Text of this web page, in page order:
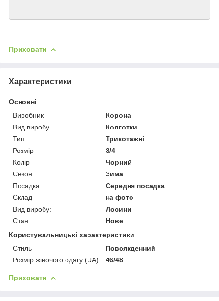
Приховати
Характеристики
Основні
Виробник
Корона
Вид виробу
Колготки
Тип
Трикотажні
Розмір
3/4
Колір
Чорний
Сезон
Зима
Посадка
Середня посадка
Склад
на фото
Вид виробу:
Лосини
Стан
Нове
Користувальницькі характеристики
Стиль
Повсякденний
Розмір жіночого одягу (UA)
46/48
Приховати